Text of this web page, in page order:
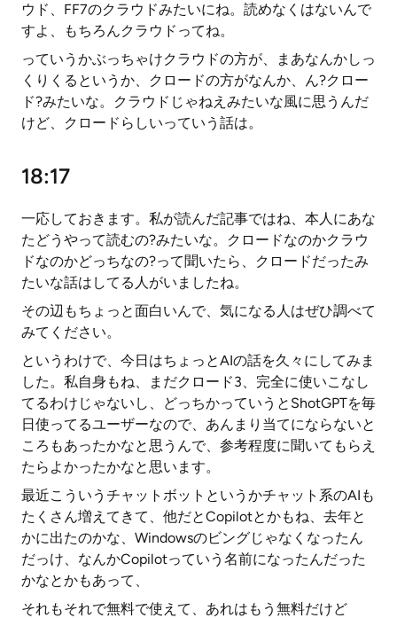
ウド、FF7のクラウドみたいにね。読めなくはないんで
すよ、もちろんクラウドってね。
っていうかぶっちゃけクラウドの方が、まあなんかしっ
くりくるというか、クロードの方がなんか、ん?クロー
ド?みたいな。クラウドじゃねえみたいな風に思うんだ
けど、クロードらしいっていう話は。
18:17
一応しておきます。私が読んだ記事ではね、本人にあな
たどうやって読むの?みたいな。クロードなのかクラウ
ドなのかどっちなの?って聞いたら、クロードだったみ
たいな話はしてる人がいましたね。
その辺もちょっと面白いんで、気になる人はぜひ調べて
みてください。
というわけで、今日はちょっとAIの話を久々にしてみま
した。私自身もね、まだクロード3、完全に使いこなし
てるわけじゃないし、どっちかっていうとShotGPTを毎
日使ってるユーザーなので、あんまり当てにならないと
ころもあったかなと思うんで、参考程度に聞いてもらえ
たらよかったかなと思います。
最近こういうチャットボットというかチャット系のAIも
たくさん増えてきて、他だとCopilotとかもね、去年と
かに出たのかな、Windowsのビングじゃなくなったん
だっけ、なんかCopilotっていう名前になったんだった
かなとかもあって、
それもそれで無料で使えて、あれはもう無料だけど